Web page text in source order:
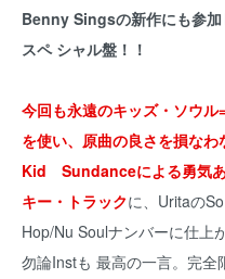
Benny Singsの新作にも参
スペ シャル盤！！
今回も永遠のキッズ・ソウ
を使い、原曲の良さを損なわ
Kid Sundanceによる勇気あ
キー・トラックに、Uritaの
Hop/Nu Soulナンバーに仕上
勿論Instも 最高の一言。完全